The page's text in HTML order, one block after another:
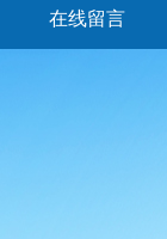
在线留言